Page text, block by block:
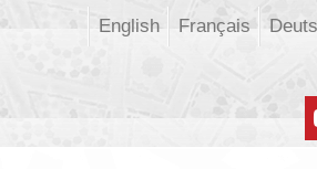
Français
English